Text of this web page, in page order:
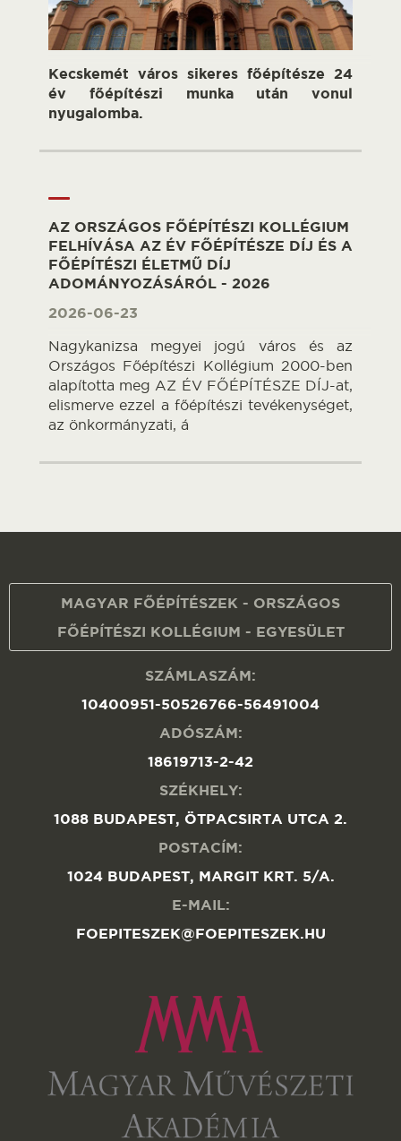
Kecskemét város sikeres főépítésze 24
év főépítészi munka után vonul
nyugalomba.
AZ ORSZÁGOS FŐÉPÍTÉSZI KOLLÉGIUM
FELHÍVÁSA AZ ÉV FŐÉPÍTÉSZE DÍJ ÉS A
FŐÉPÍTÉSZI ÉLETMŰ DÍJ
ADOMÁNYOZÁSÁRÓL - 2026
2026-06-23
Nagykanizsa megyei jogú város és az
Országos Főépítészi Kollégium 2000-ben
alapította meg AZ ÉV FŐÉPÍTÉSZE DÍJ-at,
elismerve ezzel a főépítészi tevékenységet,
az önkormányzati, á
MAGYAR FŐÉPÍTÉSZEK - ORSZÁGOS
FŐÉPÍTÉSZI KOLLÉGIUM - EGYESÜLET
SZÁMLASZÁM:
10400951-50526766-56491004
ADÓSZÁM:
18619713-2-42
SZÉKHELY:
1088 BUDAPEST, ÖTPACSIRTA UTCA 2.
POSTACÍM:
1024 BUDAPEST, MARGIT KRT. 5/A.
E-MAIL:
FOEPITESZEK@FOEPITESZEK.HU